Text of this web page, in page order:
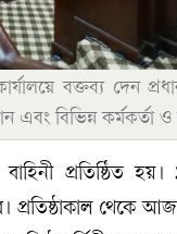
বক্তব্য দেন
এবং বিভিন্ন
প্রতিষ্ঠিত
থেকে আজ